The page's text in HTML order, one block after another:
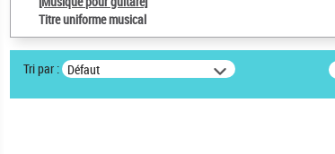
Titre uniforme musical
Tri par : Défaut